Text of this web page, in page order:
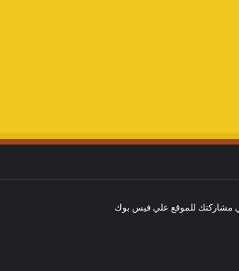
مشاركتك للموقع علي فيس بوك